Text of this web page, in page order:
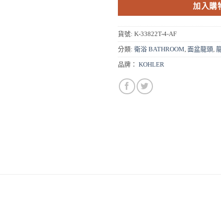
加入購
貨號: K-33822T-4-AF
分類: 衛浴 BATHROOM 面盆龍頭
品牌： KOHLER